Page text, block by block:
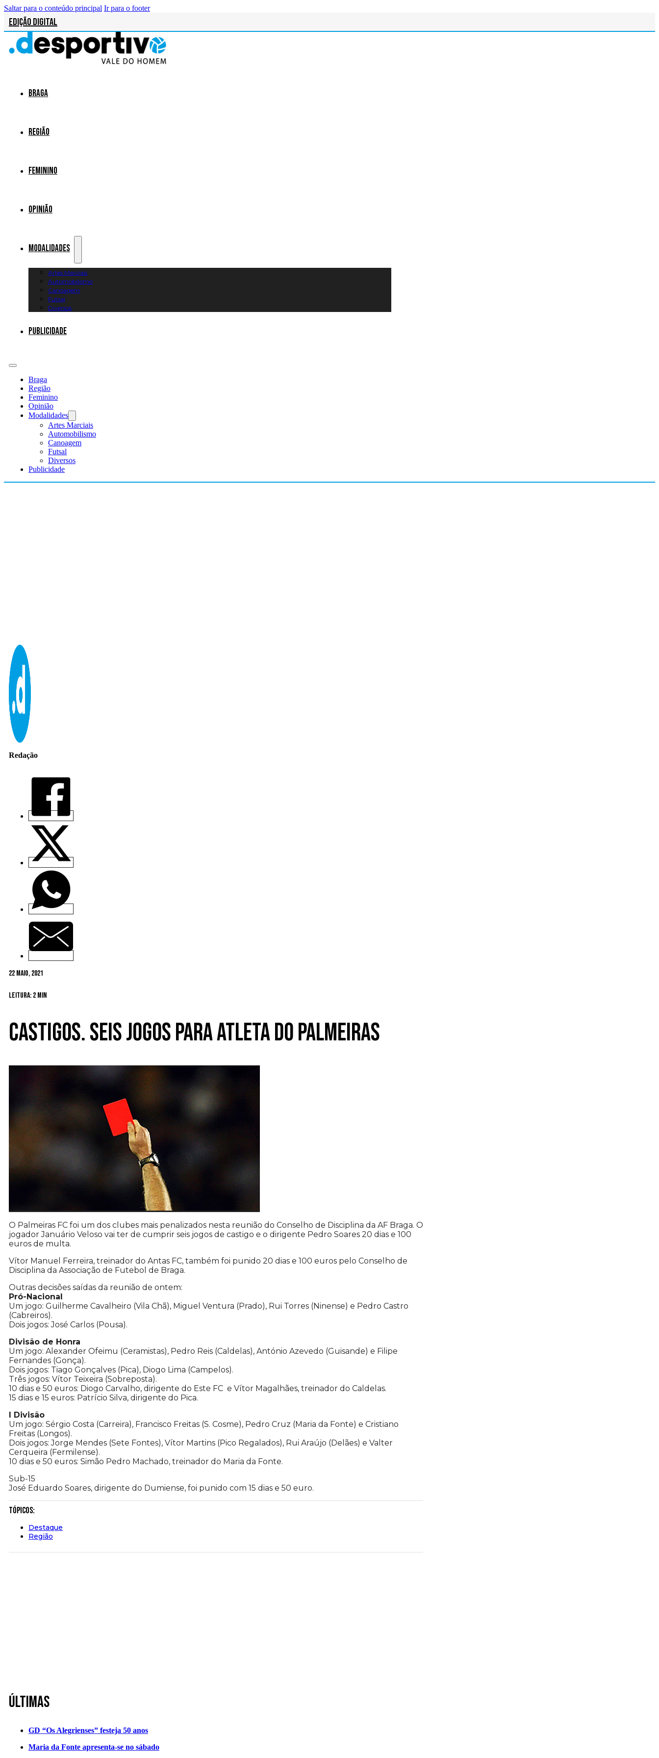
Saltar para o conteúdo principal Ir para o footer
Edição Digital
Braga
Região
Feminino
Opinião
Modalidades
Artes Marciais
Automobilismo
Canoagem
Futsal
Diversos
Publicidade
Braga
Região
Feminino
Opinião
Modalidades
Artes Marciais
Automobilismo
Canoagem
Futsal
Diversos
Publicidade
Redação
22 Maio, 2021
Leitura: 2 min
Castigos. Seis jogos para atleta do Palmeiras
O Palmeiras FC foi um dos clubes mais penalizados nesta reunião do Conselho de Disciplina da AF Braga. O
jogador Januário Veloso vai ter de cumprir seis jogos de castigo e o dirigente Pedro Soares 20 dias e 100
euros de multa.
Vítor Manuel Ferreira, treinador do Antas FC, também foi punido 20 dias e 100 euros pelo Conselho de
Disciplina da Associação de Futebol de Braga.
Outras decisões saídas da reunião de ontem:
Pró-Nacional
Um jogo: Guilherme Cavalheiro (Vila Chã), Miguel Ventura (Prado), Rui Torres (Ninense) e Pedro Castro
(Cabreiros).
Dois jogos: José Carlos (Pousa).
Divisão de Honra
Um jogo: Alexander Ofeimu (Ceramistas), Pedro Reis (Caldelas), António Azevedo (Guisande) e Filipe
Fernandes (Gonça).
Dois jogos: Tiago Gonçalves (Pica), Diogo Lima (Campelos).
Três jogos: Vítor Teixeira (Sobreposta).
10 dias e 50 euros: Diogo Carvalho, dirigente do Este FC e Vítor Magalhães, treinador do Caldelas.
15 dias e 15 euros: Patrício Silva, dirigente do Pica.
I Divisão
Um jogo: Sérgio Costa (Carreira), Francisco Freitas (S. Cosme), Pedro Cruz (Maria da Fonte) e Cristiano
Freitas (Longos).
Dois jogos: Jorge Mendes (Sete Fontes), Vítor Martins (Pico Regalados), Rui Araújo (Delães) e Valter
Cerqueira (Fermilense).
10 dias e 50 euros: Simão Pedro Machado, treinador do Maria da Fonte.
Sub-15
José Eduardo Soares, dirigente do Dumiense, foi punido com 15 dias e 50 euro.
Tópicos:
Destaque
Região
Últimas
GD “Os Alegrienses” festeja 50 anos
Maria da Fonte apresenta-se no sábado